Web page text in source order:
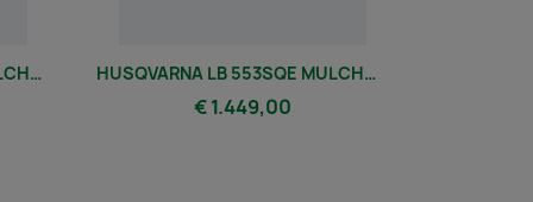
HUSQVARNA LB 548 SQE MULCHMAAIER HUSQVARNA LB 553SQE MULCHMAAIER
€ 1.449,00